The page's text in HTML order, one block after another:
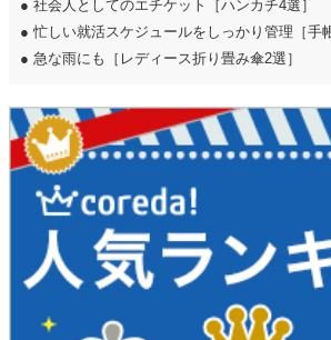
● 社会人としてのエチケット［ハンカチ4選］
● 忙しい就活スケジュールをしっかり管理［手
● 急な雨にも［レディース折り畳み傘2選］